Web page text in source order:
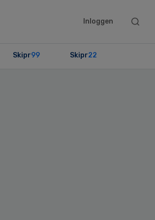
Inloggen
Search
Skipr99 Skipr22